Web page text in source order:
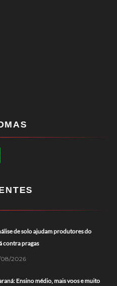
de solo ajudam produtores do
contra pragas
2026
Ensino médio, mais voos e muito